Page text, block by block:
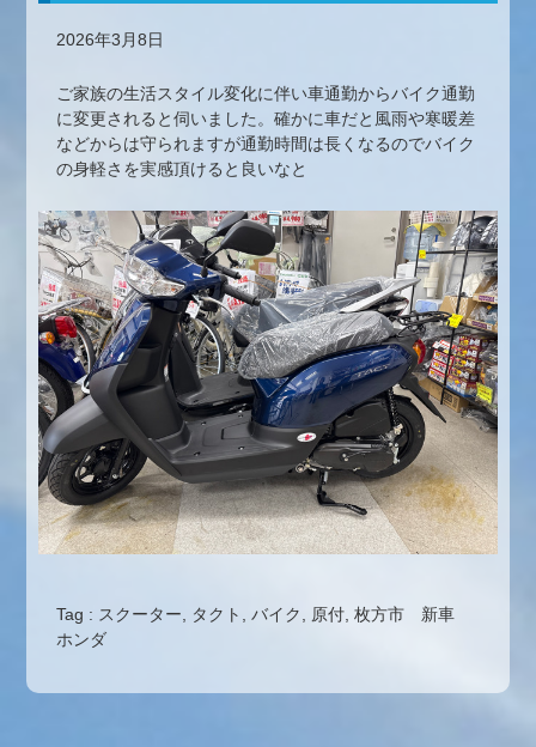
2026年3月8日
ご家族の生活スタイル変化に伴い車通勤からバイク通勤
に変更されると伺いました。確かに車だと風雨や寒暖差
などからは守られますが通勤時間は長くなるのでバイク
の身軽さを実感頂けると良いなと
Tag : スクーター, タクト ,バイク, 原付,枚方市 新車
ホンダ